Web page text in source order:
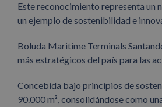
Este reconocimiento representa un
un ejemplo de sostenibilidad e
Boluda Maritime Terminals
más estratégicos del país para las
Concebida bajo principios de
90.000 m², consolidándose como